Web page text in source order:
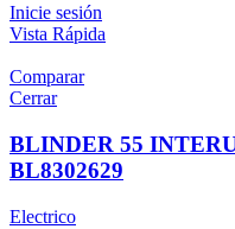
Inicie sesión
Vista Rápida
Comparar
Cerrar
BLINDER 55
BL8302629
Electrico